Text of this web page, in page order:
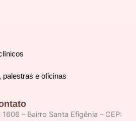
e oficinas
– Bairro Santa Efigênia – CEP: